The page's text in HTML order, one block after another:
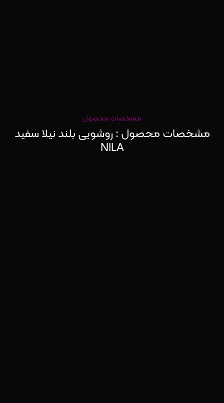
مشخصات محصول
مشخصات محصول : روشویی بلند نیلا سفید
NILA